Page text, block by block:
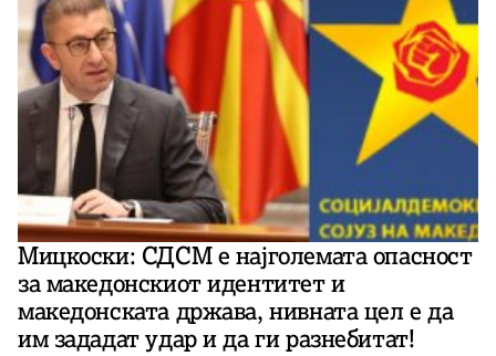
Мицкоски: СДСМ е најголемата опасност
за македонскиот идентитет и
македонската држава, нивната цел е да
им зададат удар и да ги разнебитат!